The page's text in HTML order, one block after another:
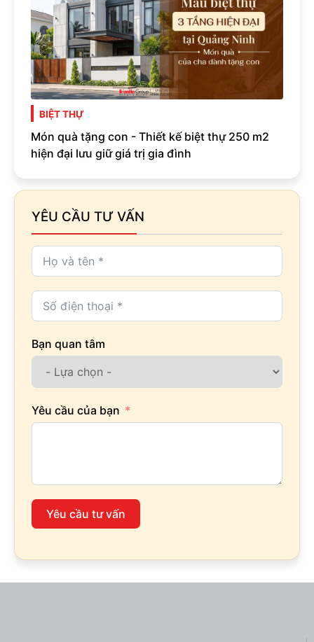
BIỆT THỰ
Món quà tặng con - Thiết kế biệt thự 250 m2
hiện đại lưu giữ giá trị gia đình
YÊU CẦU TƯ VẤN
Bạn quan tâm
Yêu cầu của bạn
Yêu cầu tư vấn